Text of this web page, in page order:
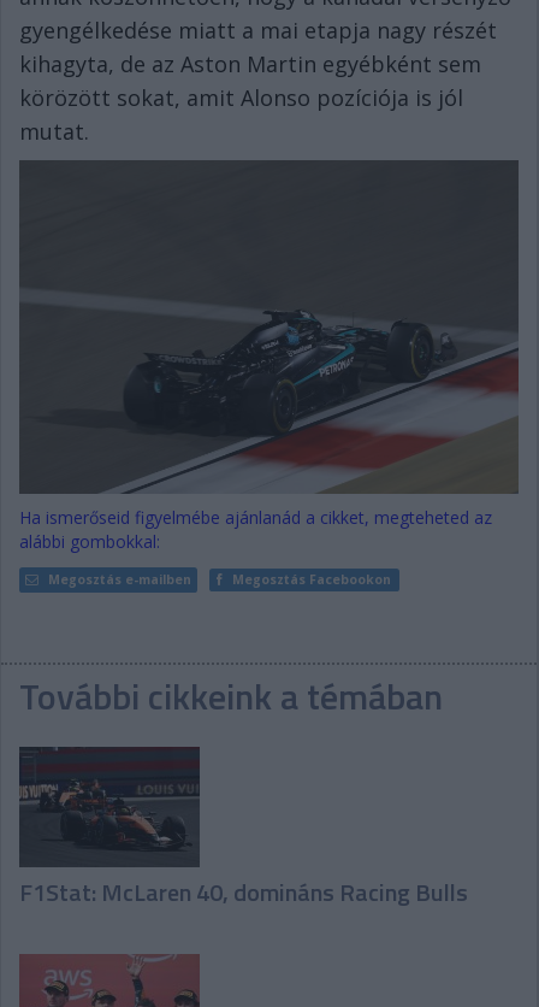
gyengélkedése miatt a mai etapja nagy részét
kihagyta, de az Aston Martin egyébként sem
körözött sokat, amit Alonso pozíciója is jól
mutat.
Ha ismerőseid figyelmébe ajánlanád a cikket, megteheted az
alábbi gombokkal:
Megosztás e-mailben Megosztás Facebookon
További cikkeink a témában
F1Stat: McLaren 40, domináns Racing Bulls